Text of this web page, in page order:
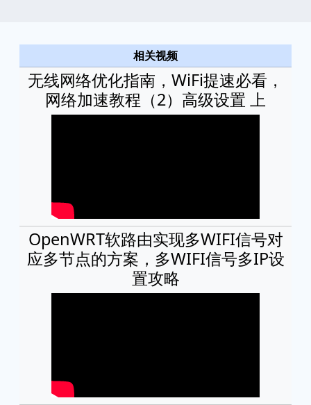
相关视频
无线网络优化指南，WiFi提速必看，
网络加速教程（2）高级设置 上
OpenWRT软路由实现多WIFI信号对
应多节点的方案，多WIFI信号多IP设
置攻略